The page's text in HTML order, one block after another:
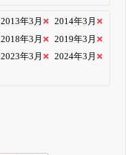
2013年3月
2014年3月
2018年3月
2019年3月
2023年3月
2024年3月